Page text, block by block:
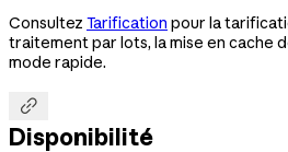
Consultez Tarification pour la
traitement par lots, la mise en cache
mode rapide.

Disponibilité